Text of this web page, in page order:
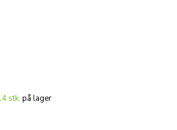
stk. på lager